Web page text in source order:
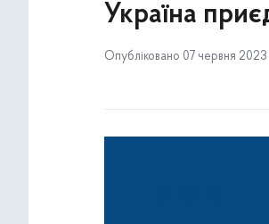
Україна
Опубліковано 07 червня